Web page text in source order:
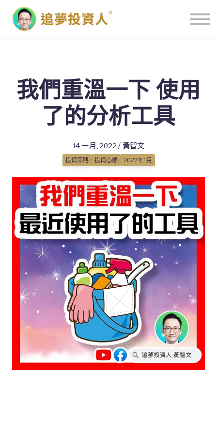
主頁
我們重溫一下 使用
了的分析工具
14 一月, 2022 / 黃智文
投資策略 投資心態 2022年1月